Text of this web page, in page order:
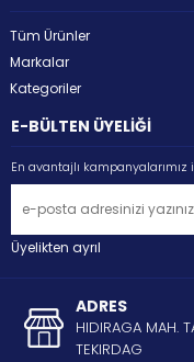
Tüm Ürünler
Markalar
Kategoriler
E-BÜLTEN ÜYELİĞİ
En avantajlı
Üyelikten ayrıl
ADRES
HIDIRAGA MAH.
TEKIRDAG